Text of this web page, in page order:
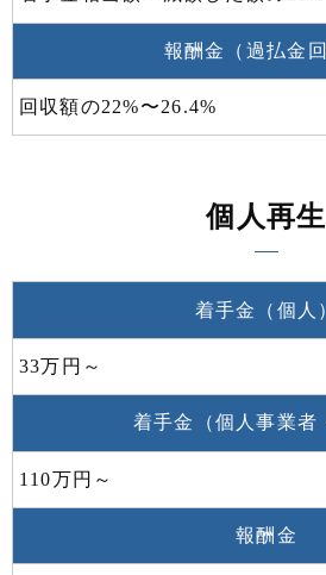
報酬金（過払金回
回収額の22%〜26.4%
個人再生
着手金（個人
33万円～
着手金（個人事業者
110万円～
報酬金